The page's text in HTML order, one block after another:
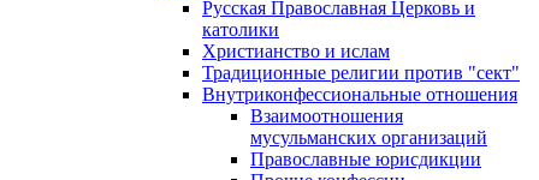
Русская Православная Церковь и
католики
Христианство и ислам
Традиционные религии против "сект"
Внутриконфессиональные отношения
Взаимоотношения
мусульманских организаций
Православные юрисдикции